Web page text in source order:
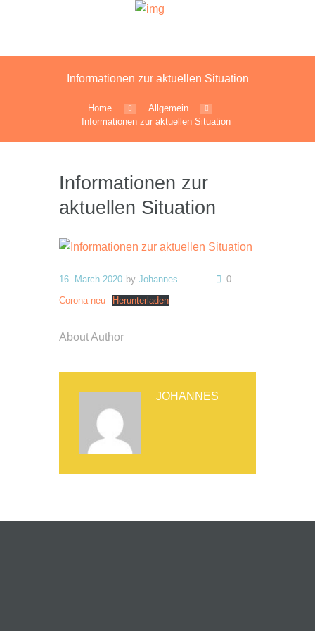
Informationen zur aktuellen Situation
Home
Allgemein
Informationen zur aktuellen Situation
Informationen zur
aktuellen Situation
16. March 2020 byJohannes
0
Corona-neu
Herunterladen
About Author
JOHANNES